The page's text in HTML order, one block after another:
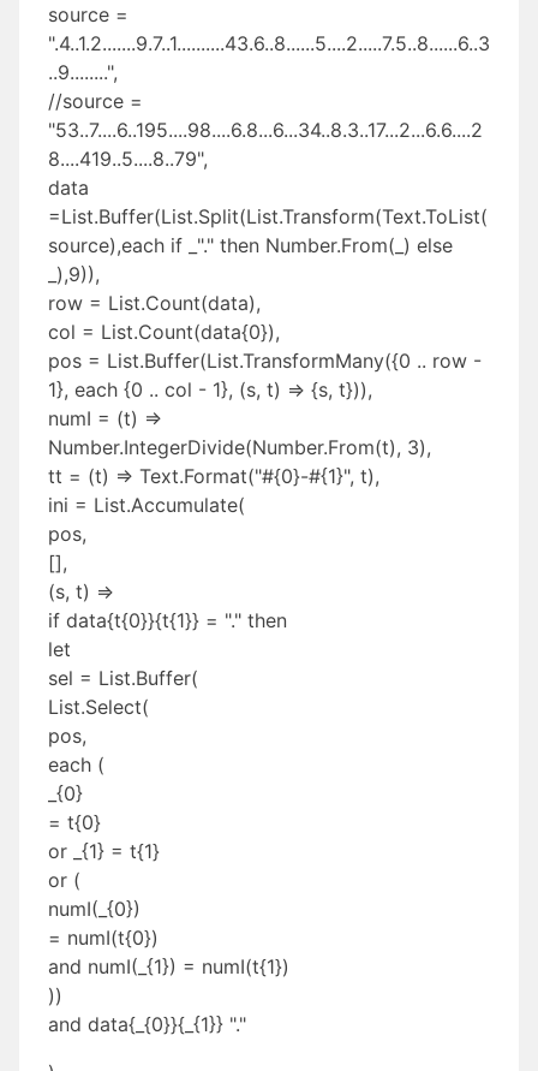
source =
".4..1.2.......9.7..1..........43.6..8......5....2.....7.5..8......6..3
..9........",
//source =
"53..7....6..195....98....6.8...6...34..8.3..17...2...6.6....2
8....419..5....8..79",
data
=List.Buffer(List.Split(List.Transform(Text.ToList(
source),each if _"." then Number.From(_) else
_),9)),
row = List.Count(data),
col = List.Count(data{0}),
pos = List.Buffer(List.TransformMany({0 .. row -
1}, each {0 .. col - 1}, (s, t) => {s, t})),
numI = (t) =>
Number.IntegerDivide(Number.From(t), 3),
tt = (t) => Text.Format("#{0}-#{1}", t),
ini = List.Accumulate(
pos,
[],
(s, t) =>
if data{t{0}}{t{1}} = "." then
let
sel = List.Buffer(
List.Select(
pos,
each (
_{0}
= t{0}
or _{1} = t{1}
or (
numI(_{0})
= numI(t{0})
and numI(_{1}) = numI(t{1})
))
and data{_{0}}{_{1}} "."